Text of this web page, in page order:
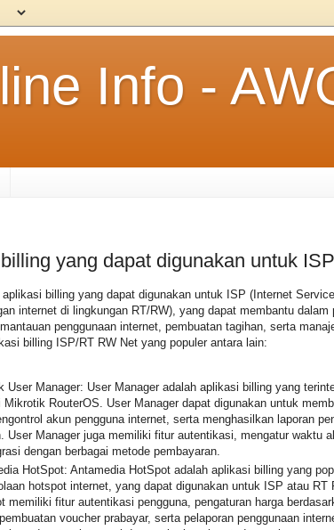
Info -
yang dapat digunakan untuk ISP
aplikasi billing yang dapat digunakan untuk ISP (Internet
internet di lingkungan RT/RW), yang dapat membantu dalam
penggunaan internet, pembuatan tagihan, serta
billing ISP/RT RW Net yang populer antara lain:
User Manager: User Manager adalah aplikasi billing yang
Mikrotik RouterOS. User Manager dapat digunakan untuk
akun pengguna internet, serta menghasilkan laporan
User Manager juga memiliki fitur autentikasi, mengatur waktu
dengan berbagai metode pembayaran.
HotSpot: Antamedia HotSpot adalah aplikasi billing yang
hotspot internet, yang dapat digunakan untuk ISP atau RT
memiliki fitur autentikasi pengguna, pengaturan harga
voucher prabayar, serta pelaporan penggunaan